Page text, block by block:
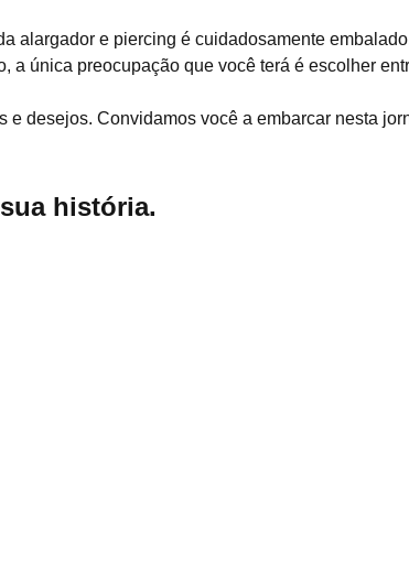
alargador e piercing é cuidadosamente
única preocupação que você terá é escolher
desejos. Convidamos você a embarcar nesta
história.